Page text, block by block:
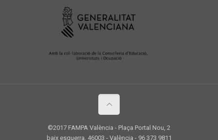
©2017 FAMPA València - Plaça Portal Nou, 2
baix esquerra, 46003 - València - 96 373 9811